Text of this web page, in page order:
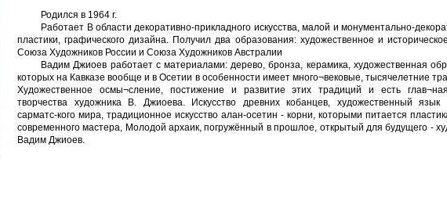
Родился в 1964 г.
Работает В области декоративно-прикладного искусства, малой и монументально-
пластики, графического дизайна. Получил два образования: художественное и
Союза Художников России и Союза Художников Австралии
Вадим Джиоев работает с материалами: дерево, бронза, керамика, художественная
которых на Кавказе вообще и в Осетии в особенности имеет много¬вековые, тысячелетние
Художественное осмы¬сление, постижение и развитие этих традиций и есть
творчества художника В. Джиоева. Искусство древних кобанцев, художественный язык
сарматс-кого мира, традиционное искусство алан-осетин - корни, которыми питается
современного мастера, Молодой архаик, погружённый в прошлое, открытый для будущего -
Вадим Джиоев.